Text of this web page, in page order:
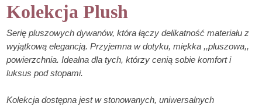
Kolekcja Plush
Serię pluszowych dywanów, która łączy delikatność materiału z
wyjątkową elegancją. Przyjemna w dotyku, miękka ,,pluszowa,,
powierzchnia. Idealna dla tych, którzy cenią sobie komfort i
luksus pod stopami.
Kolekcja dostępna jest w stonowanych, uniwersalnych